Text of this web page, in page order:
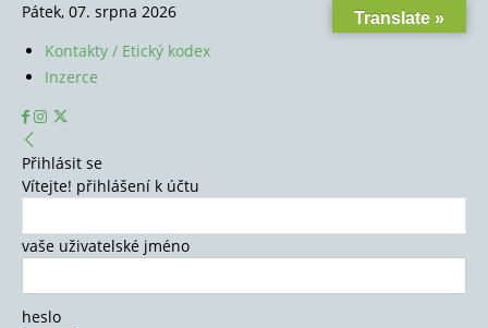
Pátek, 07. srpna 2026
Kontakty / Etický kodex
Inzerce
Přihlásit se
Vítejte! přihlášení k účtu
vaše uživatelské jméno
heslo
Translate »